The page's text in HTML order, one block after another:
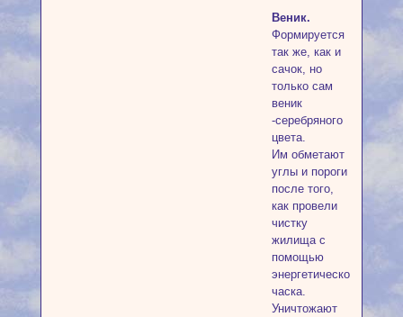
Веник.
Формируется
так же, как и
сачок, но
только сам
веник
-серебряного
цвета.
Им обметают
углы и пороги
после того,
как провели
чистку
жилища с
помощью
энергетического
часка.
Уничтожают